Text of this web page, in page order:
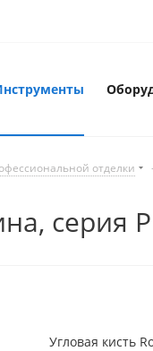
отделки
серия
Угловая кисть